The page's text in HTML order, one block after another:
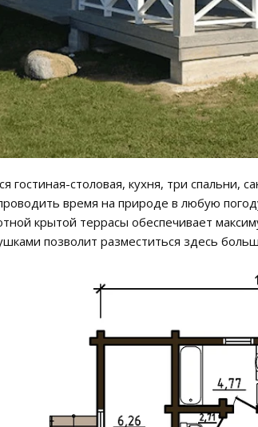
гостиная-столовая, кухня, три спальни,
время на природе в любую
крытой террасы обеспечивает
позволит разместиться здесь